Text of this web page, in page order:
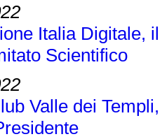
Italia Digitale,
Scientifico
Valle dei